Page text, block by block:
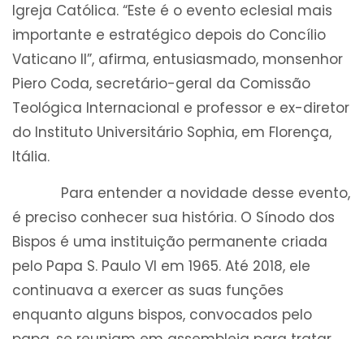
Igreja Católica. “Este é o evento eclesial mais
importante e estratégico depois do Concílio
Vaticano II”, afirma, entusiasmado, monsenhor
Piero Coda, secretário-geral da Comissão
Teológica Internacional e professor e ex-diretor
do Instituto Universitário Sophia, em Florença,
Itália.
Para entender a novidade desse evento,
é preciso conhecer sua história. O Sínodo dos
Bispos é uma instituição permanente criada
pelo Papa S. Paulo VI em 1965. Até 2018, ele
continuava a exercer as suas funções
enquanto alguns bispos, convocados pelo